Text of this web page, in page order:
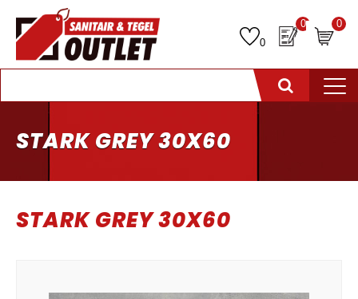
0
0 0
STARK GREY 30X60
STARK GREY 30X60